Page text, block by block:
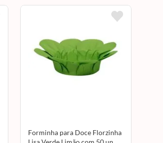
Forminha para Doce Florzinha